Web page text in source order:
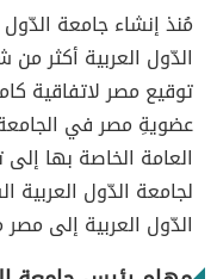
مُنذ إنشاء جامعة
الدّول العربية أكثر
توقيع مصر لاتفاقية
عضويةِ مصر في
العامة الخاصة بها
لجامعة الدّول العربية
الدّول العربية إلى مصر